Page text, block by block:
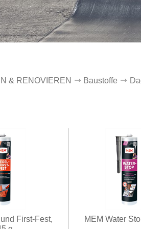
& RENOVIEREN Baustoffe
First-Fest,
MEM Water